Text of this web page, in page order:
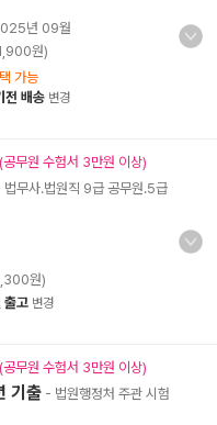
년 09월
원)
가능
전 배송 변경
무원 수험서 3만원 이상)
법무사.법원직 9급 공무원.5급
원)
출고 변경
무원 수험서 3만원 이상)
기출 - 법원행정처 주관 시험